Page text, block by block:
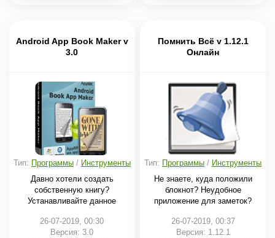
Android App Book Maker v
3.0
Тип: Программы/ Инструменты
Давно хотели создать
собственную книгу?
Устанавливайте данное
26-07-2019, 00:30
Версия: 3.0
Помнить Всё v 1.12.1
Онлайн
Тип: Программы / Инструменты
Не знаете, куда положили
блокнот? Неудобное
приложение для заметок?
26-07-2019, 00:37
Версия: 1.12.1